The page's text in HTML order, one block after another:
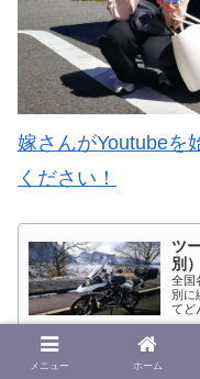
嫁さんがYoutubeを
ください！
ツ
別）
全国
別に
てど
身を
な
road.surunon.net
メニュー ホーム